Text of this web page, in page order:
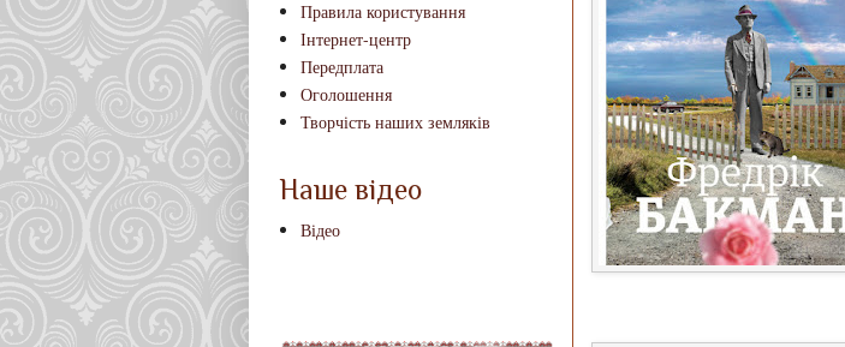
Правила користування
Інтернет-центр
Передплата
Оголошення
Творчість наших земляків
Наше відео
Відео